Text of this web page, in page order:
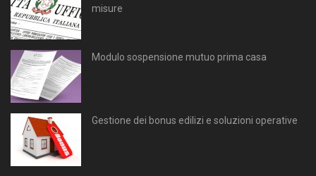
misure
Modulo sospensione mutuo prima casa
Gestione dei bonus edilizi e soluzioni operative